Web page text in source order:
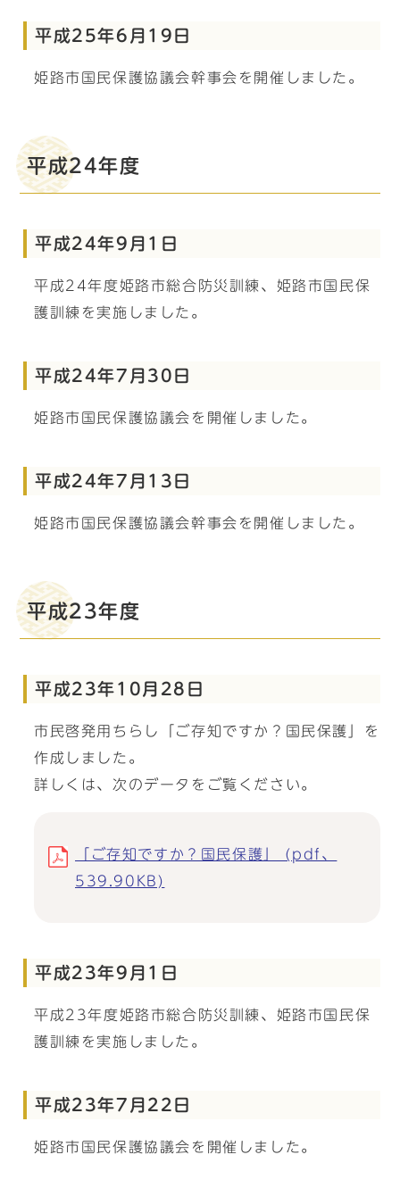
平成25年6月19日
姫路市国民保護協議会幹事会を開催しました。
平成24年度
平成24年9月1日
平成24年度姫路市総合防災訓練、姫路市国民保
護訓練を実施しました。
平成24年7月30日
姫路市国民保護協議会を開催しました。
平成24年7月13日
姫路市国民保護協議会幹事会を開催しました。
平成23年度
平成23年10月28日
市民啓発用ちらし「ご存知ですか？国民保護」を
作成しました。
詳しくは、次のデータをご覧ください。
「ご存知ですか？国民保護」 (pdf、
539.90KB)
平成23年9月1日
平成23年度姫路市総合防災訓練、姫路市国民保
護訓練を実施しました。
平成23年7月22日
姫路市国民保護協議会を開催しました。